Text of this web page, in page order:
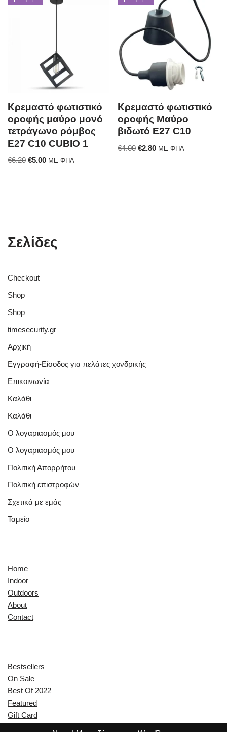
Κρεμαστό φωτιστικό
οροφής μαύρο μονό
τετράγωνο ρόμβος
Ε27 C10 CUBIO 1
€6.20 €5.00 ΜΕ ΦΠΑ
Κρεμαστό φωτιστικό
οροφής Μαύρο
βιδωτό E27 C10
€4.00 €2.80 ΜΕ ΦΠΑ
Σελίδες
Checkout
Shop
Shop
timesecurity.gr
Αρχική
Εγγραφή-Είσοδος για πελάτες χονδρικής
Επικοινωνία
Καλάθι
Καλάθι
Ο λογαριασμός μου
Ο λογαριασμός μου
Πολιτική Απορρήτου
Πολιτική επιστροφών
Σχετικά με εμάς
Ταμείο
Home
Indoor
Outdoors
About
Contact
Bestsellers
On Sale
Best Of 2022
Featured
Gift Card